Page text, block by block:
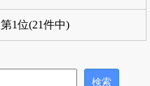
第1位(21件中)